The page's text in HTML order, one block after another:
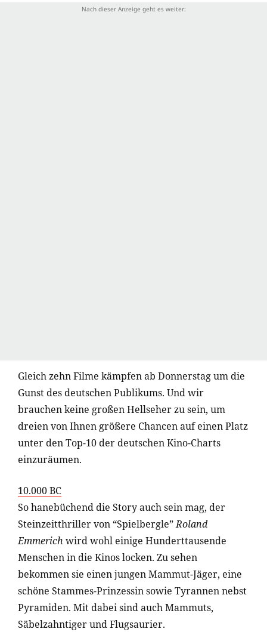
Gleich zehn Filme kämpfen ab Donnerstag um die
Gunst des deutschen Publikums. Und wir
brauchen keine großen Hellseher zu sein, um
dreien von Ihnen größere Chancen auf einen Platz
unter den Top-10 der deutschen Kino-Charts
einzuräumen.
10.000 BC
So hanebüchend die Story auch sein mag, der
Steinzeitthriller von “Spielbergle”Roland
Emmerich wird wohl einige Hunderttausende
Menschen in die Kinos locken. Zu sehen
bekommen sie einen jungen Mammut-Jäger, eine
schöne Stammes-Prinzessin sowie Tyrannen nebst
Pyramiden. Mit dabei sind auch Mammuts,
Säbelzahntiger und Flugsaurier.